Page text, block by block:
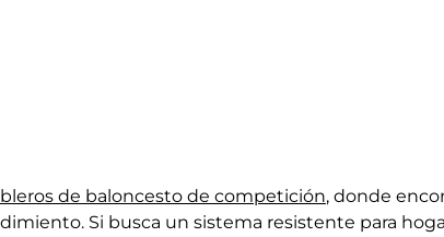
de baloncesto de competición, donde
Si busca un sistema resistente para